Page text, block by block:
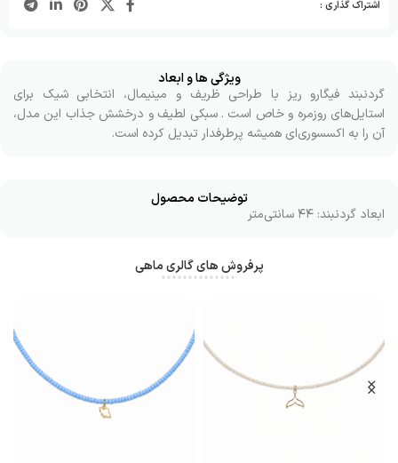
اشتراک گذاری :
ویژگی ها و ابعاد
گردنبند فیگارو ریز با طراحی ظریف و مینیمال، انتخابی شیک برای
استایل‌های روزمره و خاص است . سبکی لطیف و درخشش جذاب این مدل،
آن را به اکسسوری‌ای همیشه پرطرفدار تبدیل کرده است.
توضیحات محصول
ابعاد گردنبند: ۴۴ سانتی‌متر
پرفروش های گالری ماهی